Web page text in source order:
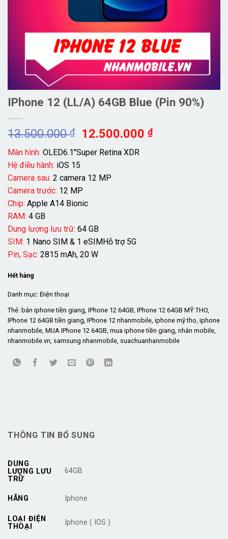
IPhone 12 (LL/A) 64GB Blue (Pin 90%)
13.500.000₫
Giá
gốc
là:
12.500.000₫Giá
Màn hình: OLED6.1″Super Retina XDR
Hệ điều hành: iOS 15
Camera sau: 2 camera 12 MP
Camera trước: 12 MP
Chip: Apple A14 Bionic
RAM: 4 GB
Dung lượng lưu trữ: 64 GB
SIM: 1 Nano SIM & 1 eSIMHỗ trợ 5G
Pin, Sạc: 2815 mAh, 20 W
Hết hàng
Danh mục: Điện thoại
Thẻ: bán iphone tiền giang IPhone 12 64GB IPhone 12 64GB MỸ THO
IPhone 12 64GB tiền giang IPhone 12 nhanmobile iphone mỹ tho iphone
nhanmobile MUA IPhone 12 64GB mua iphone tiền giang nhân mobile
nhanmobile.vn samsung nhanmobile suachuanhanmobile
THÔNG TIN BỔ SUNG
DUNG
LƯỢNG LƯU
TRỮ
64GB
HÃNG Iphone
LOẠI ĐIỆN
THOẠI
Iphone ( IOS )